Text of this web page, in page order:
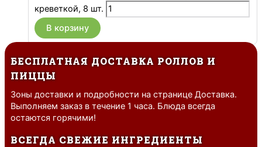
креветкой, 8 шт.
В корзину
БЕСПЛАТНАЯ ДОСТАВКА РОЛЛОВ И
ПИЦЦЫ
Зоны доставки и подробности на странице Доставка.
Выполняем заказ в течение 1 часа. Блюда всегда
остаются горячими!
ВСЕГДА СВЕЖИЕ ИНГРЕДИЕНТЫ